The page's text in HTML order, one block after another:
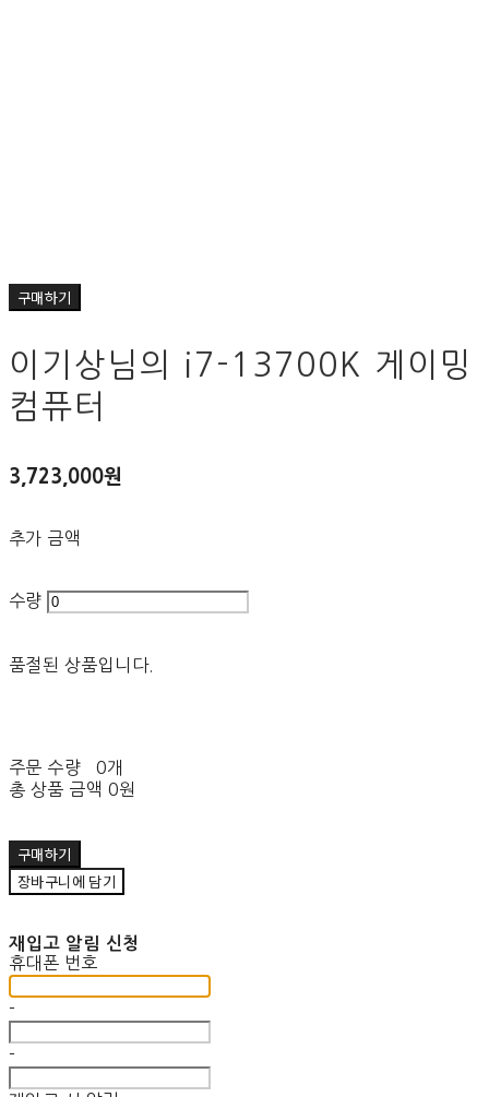
구매하기
이기상님의 i7-13700K 게이밍
컴퓨터
3,723,000원
추가 금액
수량
품절된 상품입니다.
주문 수량
0개
총 상품 금액 0원
구매하기
장바구니에 담기
재입고 알림 신청
휴대폰 번호
-
-